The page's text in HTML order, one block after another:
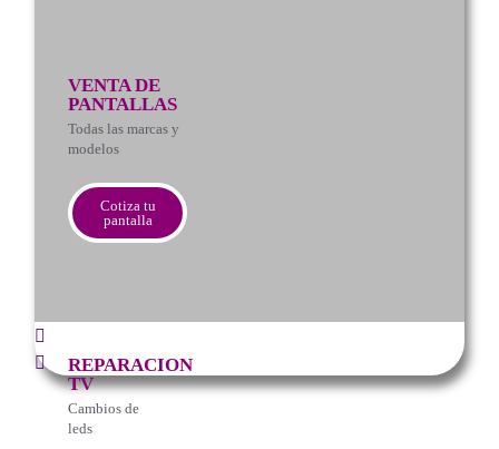
VENTA DE
PANTALLAS
Todas las marcas y
modelos
Cotiza tu
pantalla
REPARACION
TV
Cambios de
leds